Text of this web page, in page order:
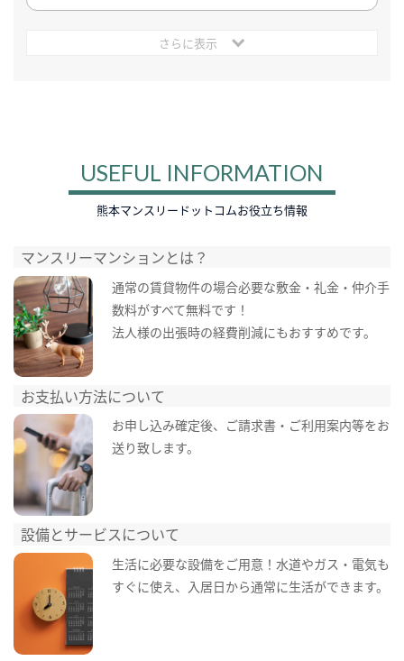
さらに表示
USEFUL INFORMATION
熊本マンスリードットコムお役立ち情報
マンスリーマンションとは？
通常の賃貸物件の場合必要な敷金・礼金・仲介手
数料がすべて無料です！
法人様の出張時の経費削減にもおすすめです。
お支払い方法について
お申し込み確定後、ご請求書・ご利用案内等をお
送り致します。
設備とサービスについて
生活に必要な設備をご用意！水道やガス・電気も
すぐに使え、入居日から通常に生活ができます。